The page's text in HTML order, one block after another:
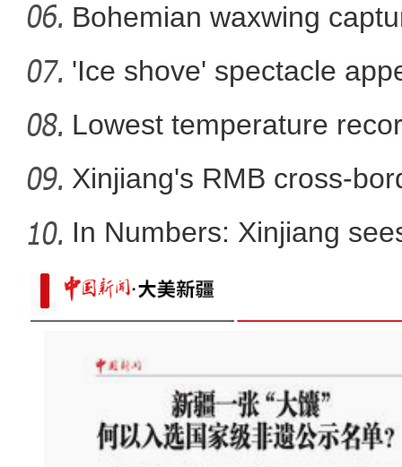
Bohemian waxwing
'Ice shove' spectacle
Lowest temperature
Xinjiang's RMB cross-
In Numbers: Xinjiang